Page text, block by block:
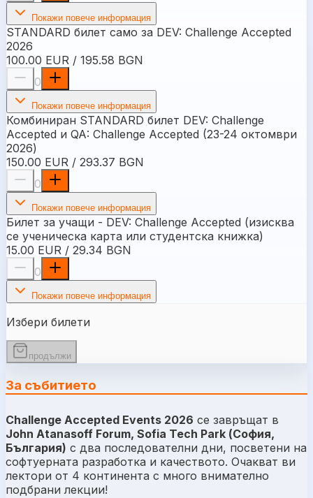
Покажи повече информация
STANDARD билет само за DEV: Challenge Accepted
2026
100.00 EUR / 195.58 BGN
0
Покажи повече информация
Комбиниран STANDARD билет DEV: Challenge
Accepted и QA: Challenge Accepted (23-24 октомври
2026)
150.00 EUR / 293.37 BGN
0
Покажи повече информация
Билет за учащи - DEV: Challenge Accepted (изисква
се ученическа карта или студентска книжка)
15.00 EUR / 29.34 BGN
0
Покажи повече информация
Избери билети
продължи
За събитието
Challenge Accepted Events 2026 се завръщат в
John Atanasoff Forum, Sofia Tech Park (София,
България) с два последователни дни, посветени на
софтуерната разработка и качеството. Очакват ви
лектори от 4 континента с много внимателно
подбрани лекции!